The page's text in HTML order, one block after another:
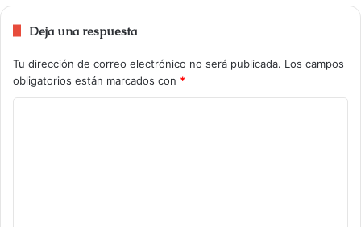
Deja una respuesta
Tu dirección de correo electrónico no será publicada. Los campos
obligatorios están marcados con *